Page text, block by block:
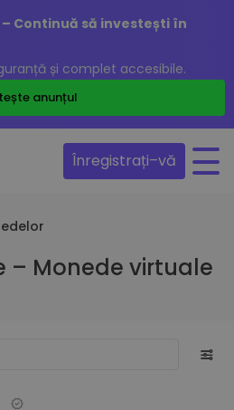
Continuă să investești în
și complet accesibile.
anunțul
Înregistrați–vă
– Monede virtuale